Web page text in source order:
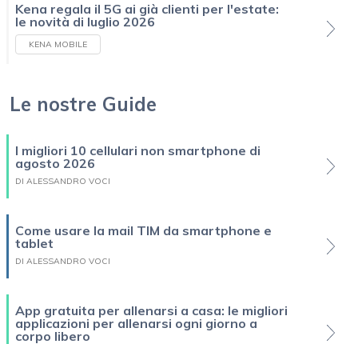
Kena regala il 5G ai già clienti per l'estate:
le novità di luglio 2026
KENA MOBILE
Le nostre Guide
I migliori 10 cellulari non smartphone di
agosto 2026
DI ALESSANDRO VOCI
Come usare la mail TIM da smartphone e
tablet
DI ALESSANDRO VOCI
App gratuita per allenarsi a casa: le migliori
applicazioni per allenarsi ogni giorno a
corpo libero